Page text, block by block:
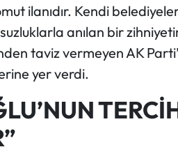
ilanıdır. Kendi
anılan bir
taviz vermeyen AK
yer verdi.